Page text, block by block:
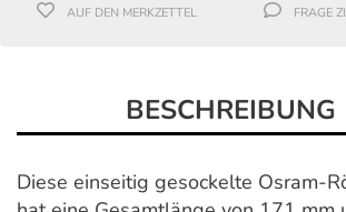
AUF DEN MERKZETTEL FRAGE
BESCHREIBUNG
Diese einseitig gesockelte Osram-